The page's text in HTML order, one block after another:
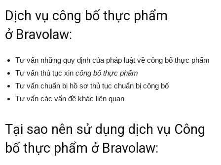
Dịch vụ công bố thực phẩm
ở Bravolaw:
Tư vấn những quy định của pháp luật về công bố thực phẩm
Tư vấn thủ tục xin công bố thực phẩm
Tư vấn chuẩn bị hồ sơ thủ tục chuẩn bị công bố
Tư vấn các vấn đề khác liên quan
Tại sao nên sử dụng dịch vụ Công
bố thực phẩm ở Bravolaw: